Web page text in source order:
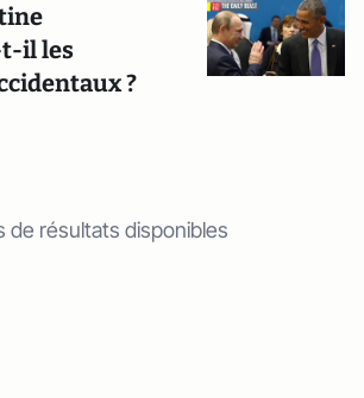
il les
?
de résultats disponibles